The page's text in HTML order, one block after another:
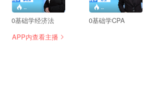
--
0基础学经济法
--
0基础学CPA
APP内查看主播